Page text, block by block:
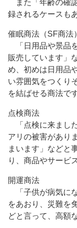
また「年齢の確
録されるケースも
催眠商法（SF商法）
「日用品や景品
販売しています」
め、初めは日用品
い雰囲気をつくり
を結ばせる商法です
点検商法
「点検に来まし
アリの被害があり
まいます」などと
り、商品やサービ
開運商法
「子供が病気に
をあおり、災難を
どと言って、高額